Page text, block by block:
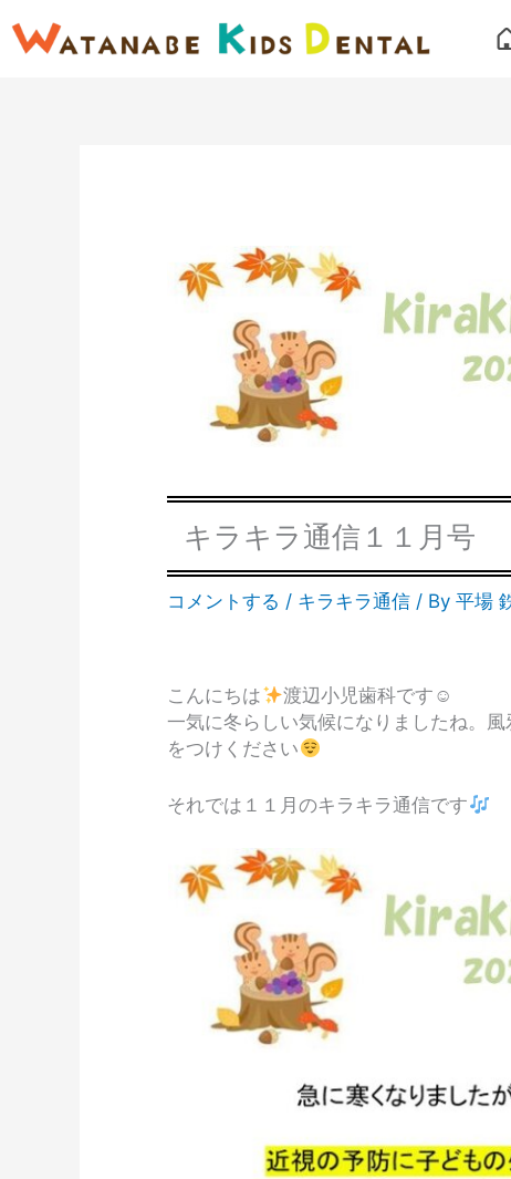
容
キラキラ通信１１月号
コメントする / キラキラ通信 / By平場
こんにちは
渡辺小児歯科です☺
一気に冬らしい気候になりましたね。
をつけください
それでは１１月のキラキラ通信です